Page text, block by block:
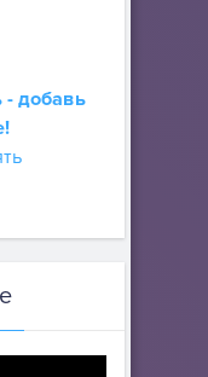
- добавь